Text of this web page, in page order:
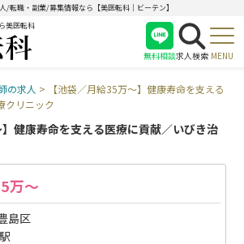
/転職・副業/募集情報なら【美医転科｜ビーテン】
美医転科
無料相談
医師
受付
求人検索 MENU
の求人 >
【池袋／月給35万〜】健康寿命を支える
クリニック
】健康寿命を支える医療に貢献／いびき治
万〜
島区